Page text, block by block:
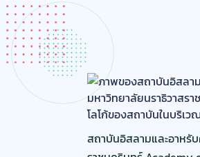
สถาบันอิสลามและอาหรั